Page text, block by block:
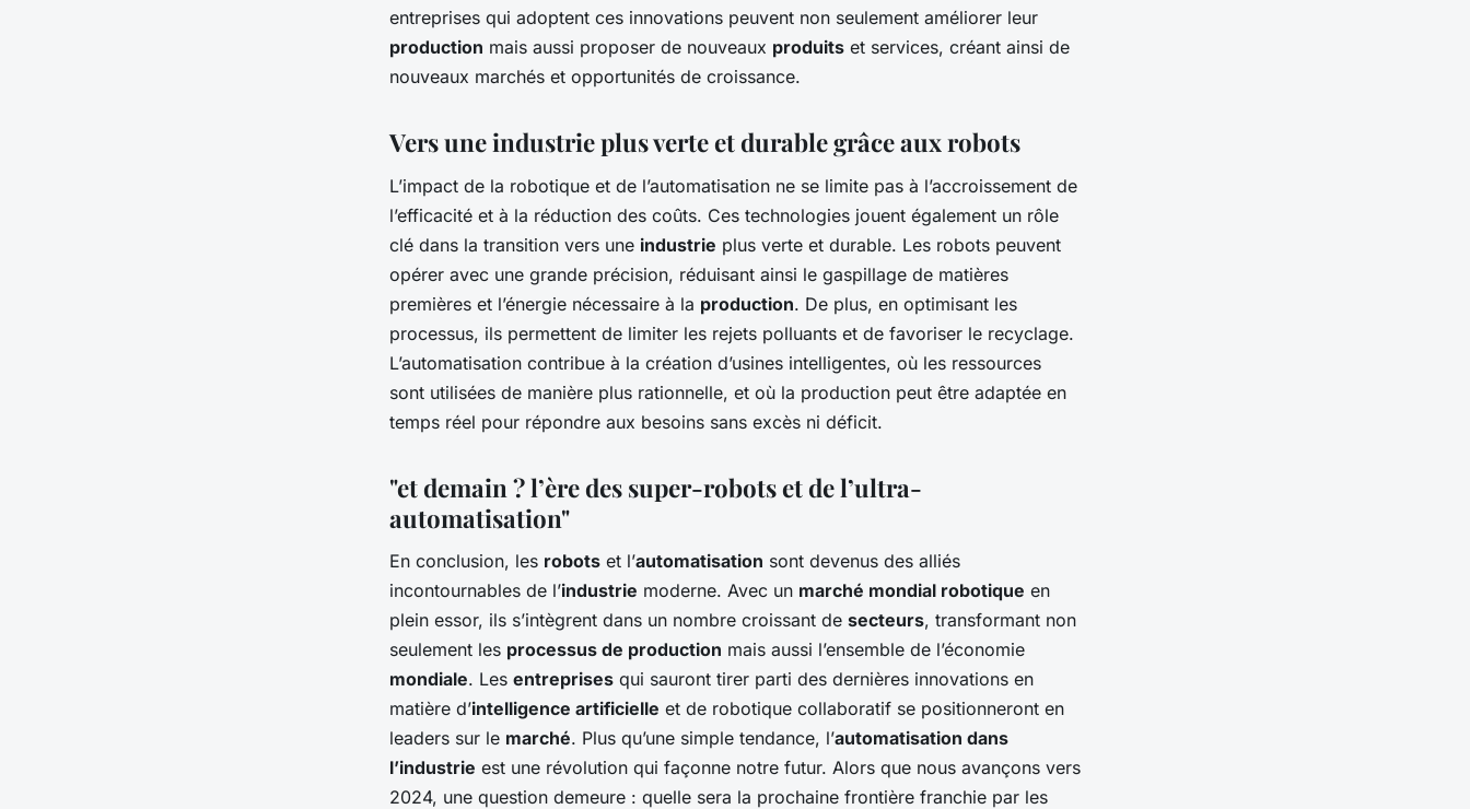
entreprises qui adoptent ces innovations peuvent non seulement améliorer leur
production mais aussi proposer de nouveaux produits et services, créant ainsi de
nouveaux marchés et opportunités de croissance.
Vers une industrie plus verte et durable grâce aux robots
L’impact de la robotique et de l’automatisation ne se limite pas à l’accroissement de
l’efficacité et à la réduction des coûts. Ces technologies jouent également un rôle
clé dans la transition vers une industrie plus verte et durable. Les robots peuvent
opérer avec une grande précision, réduisant ainsi le gaspillage de matières
premières et l’énergie nécessaire à la production. De plus, en optimisant les
processus, ils permettent de limiter les rejets polluants et de favoriser le recyclage.
L’automatisation contribue à la création d’usines intelligentes, où les ressources
sont utilisées de manière plus rationnelle, et où la production peut être adaptée en
temps réel pour répondre aux besoins sans excès ni déficit.
"et demain ? l’ère des super-robots et de l’ultra-
automatisation"
En conclusion, les robots et l’automatisation sont devenus des alliés
incontournables de l’industrie moderne. Avec un marché mondial robotique en
plein essor, ils s’intègrent dans un nombre croissant de secteurs, transformant non
seulement les processus de production mais aussi l’ensemble de l’économie
mondiale. Les entreprises qui sauront tirer parti des dernières innovations en
matière d’intelligence artificielle et de robotique collaboratif se positionneront en
leaders sur le marché. Plus qu’une simple tendance, l’automatisation dans
l’industrie est une révolution qui façonne notre futur. Alors que nous avançons vers
2024, une question demeure : quelle sera la prochaine frontière franchie par les